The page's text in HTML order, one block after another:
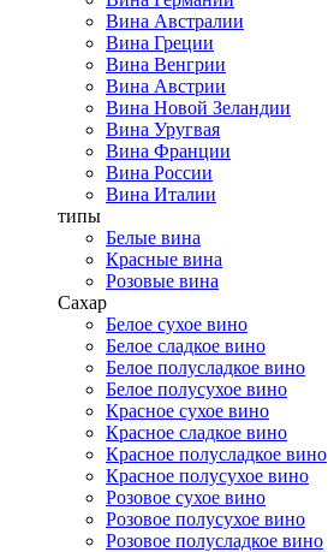
Вина Австралии
Вина Греции
Вина Венгрии
Вина Австрии
Вина Новой Зеландии
Вина Уругвая
Вина Франции
Вина России
Вина Италии
типы
Белые вина
Красные вина
Розовые вина
Сахар
Белое сухое вино
Белое сладкое вино
Белое полусладкое вино
Белое полусухое вино
Красное сухое вино
Красное сладкое вино
Красное полусладкое вино
Красное полусухое вино
Розовое сухое вино
Розовое полусухое вино
Розовое полусладкое вино